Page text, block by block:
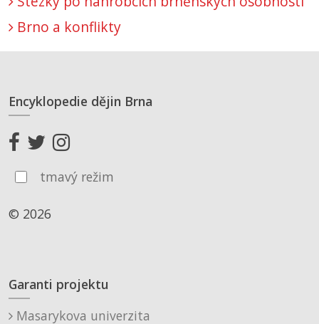
Brno a konflikty
Encyklopedie dějin Brna
tmavý režim
© 2026
Garanti projektu
Masarykova univerzita